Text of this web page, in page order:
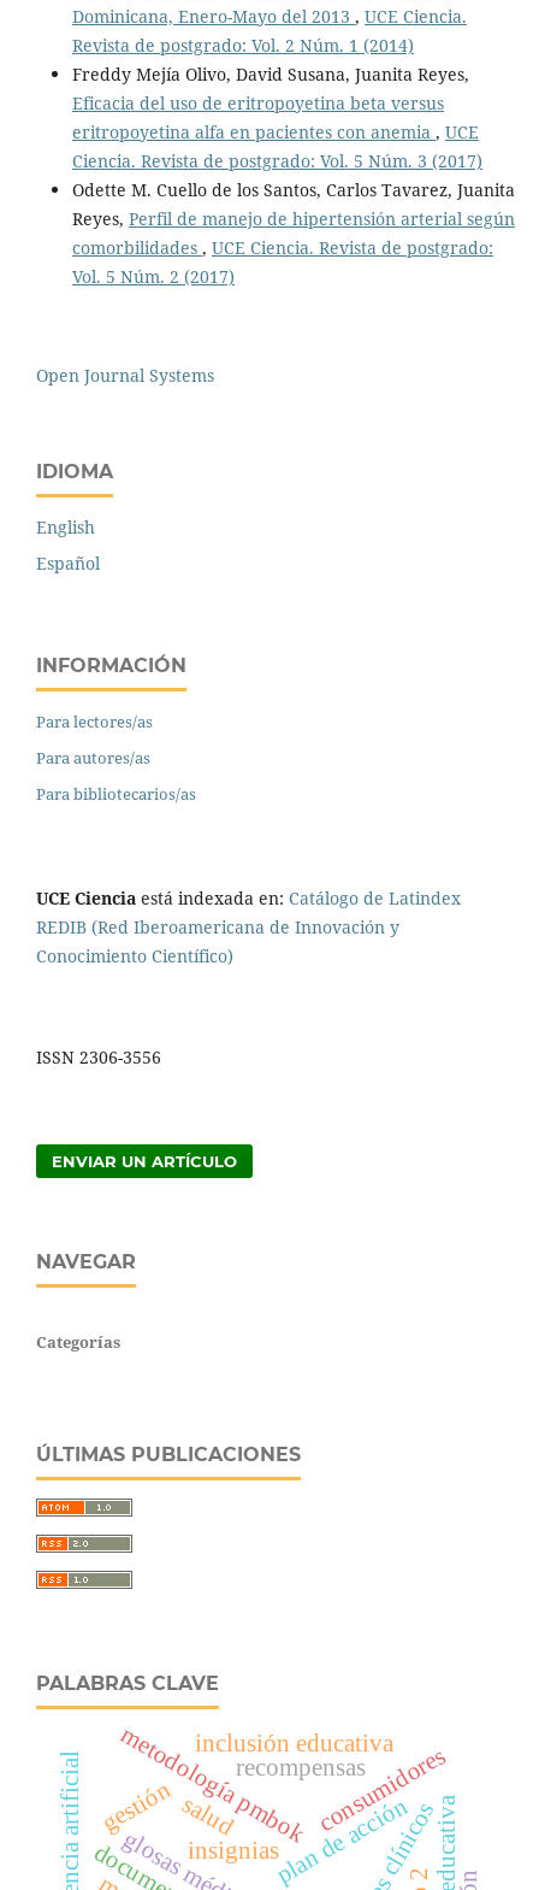
Dominicana, Enero-Mayo del 2013 , UCE Ciencia.
Revista de postgrado: Vol. 2 Núm. 1 (2014)
Freddy Mejía Olivo, David Susana, Juanita Reyes,
Eficacia del uso de eritropoyetina beta versus
eritropoyetina alfa en pacientes con anemia , UCE
Ciencia. Revista de postgrado: Vol. 5 Núm. 3 (2017)
Odette M. Cuello de los Santos, Carlos Tavarez, Juanita
Reyes, Perfil de manejo de hipertensión arterial según
comorbilidades , UCE Ciencia. Revista de postgrado:
Vol. 5 Núm. 2 (2017)
Open Journal Systems
IDIOMA
English
Español
INFORMACIÓN
Para lectores/as
Para autores/as
Para bibliotecarios/as
UCE Ciencia está indexada en: Catálogo de Latindex
REDIB (Red Iberoamericana de Innovación y
Conocimiento Científico)
ISSN 2306-3556
ENVIAR UN ARTÍCULO
NAVEGAR
Categorías
ÚLTIMAS PUBLICACIONES
PALABRAS CLAVE
plan de acción
metodología pmbok
gestión consumidores
salud
inclusión educativa
insignias
recompensas